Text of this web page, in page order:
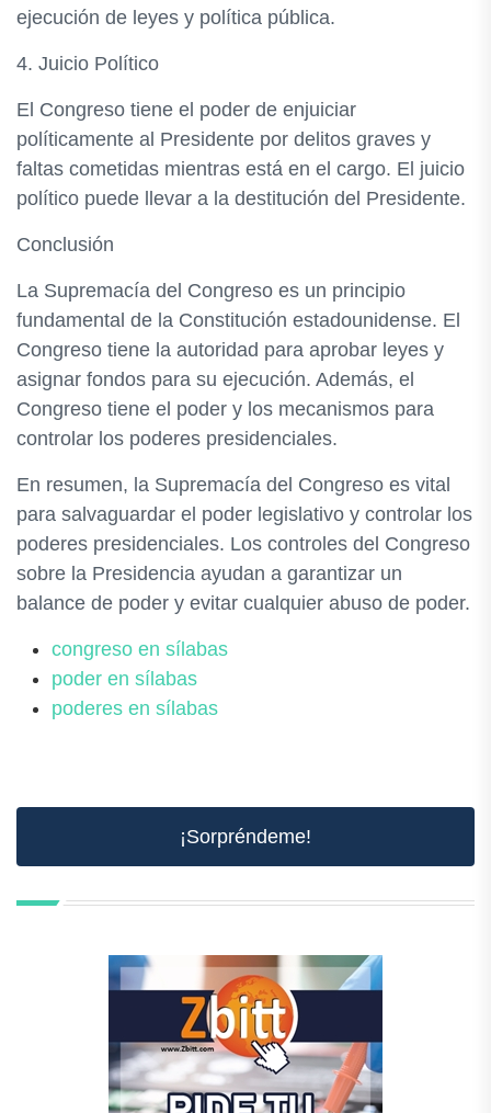
ejecución de leyes y política pública.
4. Juicio Político
El Congreso tiene el poder de enjuiciar
políticamente al Presidente por delitos graves y
faltas cometidas mientras está en el cargo. El juicio
político puede llevar a la destitución del Presidente.
Conclusión
La Supremacía del Congreso es un principio
fundamental de la Constitución estadounidense. El
Congreso tiene la autoridad para aprobar leyes y
asignar fondos para su ejecución. Además, el
Congreso tiene el poder y los mecanismos para
controlar los poderes presidenciales.
En resumen, la Supremacía del Congreso es vital
para salvaguardar el poder legislativo y controlar los
poderes presidenciales. Los controles del Congreso
sobre la Presidencia ayudan a garantizar un
balance de poder y evitar cualquier abuso de poder.
congreso en sílabas
poder en sílabas
poderes en sílabas
¡Sorpréndeme!